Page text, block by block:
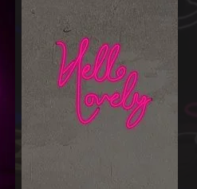
terméknek
több
variációja
van.
változatok
termékoldalon